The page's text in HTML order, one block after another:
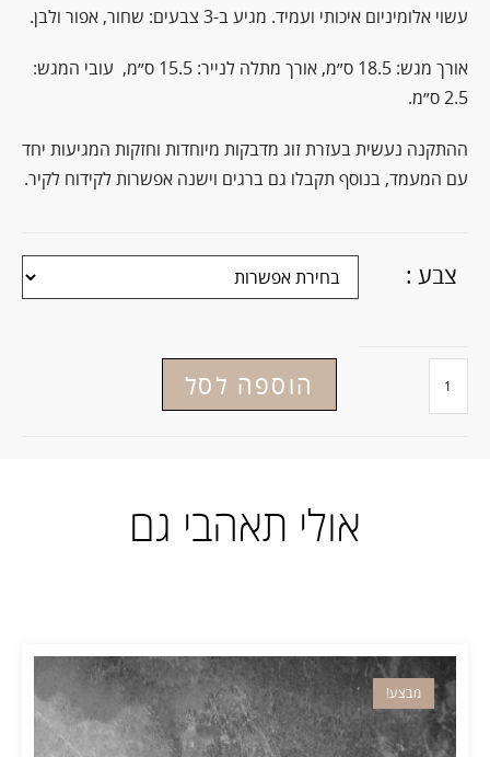
עשוי אלומיניום איכותי ועמיד. מגיע ב-3 צבעים: שחור, אפור ולבן.
אורך מגש: 18.5 ס״מ, אורך מתלה לנייר: 15.5 ס״מ, עובי המגש:
2.5 ס״מ.
ההתקנה נעשית בעזרת זוג מדבקות מיוחדות וחזקות המגיעות יחד
עם המעמד, בנוסף תקבלו גם ברגים וישנה אפשרות לקידוח לקיר.
צבע :
הוספה לסל
אולי תאהבי גם
מבצע!